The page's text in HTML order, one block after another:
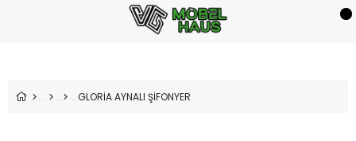
GLORİA AYNALI ŞİFONYER